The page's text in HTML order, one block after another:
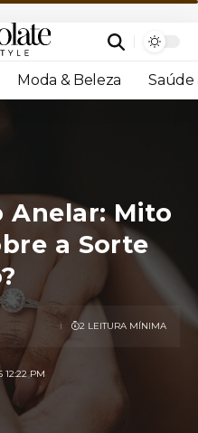
Moda & Beleza Saúde
Anelar: Mito
a Sorte
12:22 PM
2 LEITURA MÍNIMA